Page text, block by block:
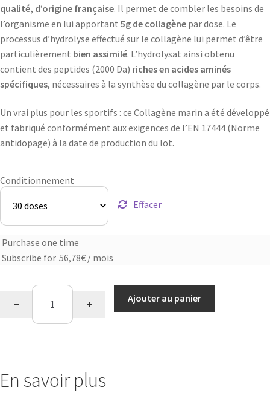
qualité, d’origine française. Il permet de combler les besoins de
l’organisme en lui apportant 5g de collagène par dose. Le
processus d’hydrolyse effectué sur le collagène lui permet d’être
particulièrement bien assimilé. L’hydrolysat ainsi obtenu
contient des peptides (2000 Da) riches en acides aminés
spécifiques, nécessaires à la synthèse du collagène par le corps.
Un vrai plus pour les sportifs : ce Collagène marin a été développé
et fabriqué conformément aux exigences de l’EN 17444 (Norme
antidopage) à la date de production du lot.
Conditionnement
Effacer
Choose
purchase
Purchase one time
Subscribe for 56,78€ / mois
quantité
Collagène
− +
Ajouter au panier
En savoir plus